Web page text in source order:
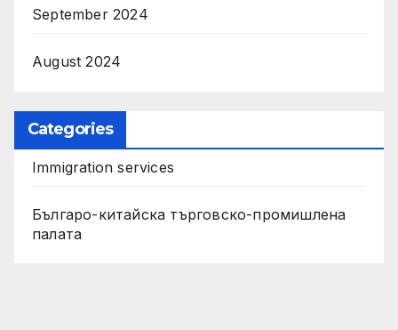
September 2024
August 2024
Categories
Immigration services
Българо-китайска търговско-промишлена
палата